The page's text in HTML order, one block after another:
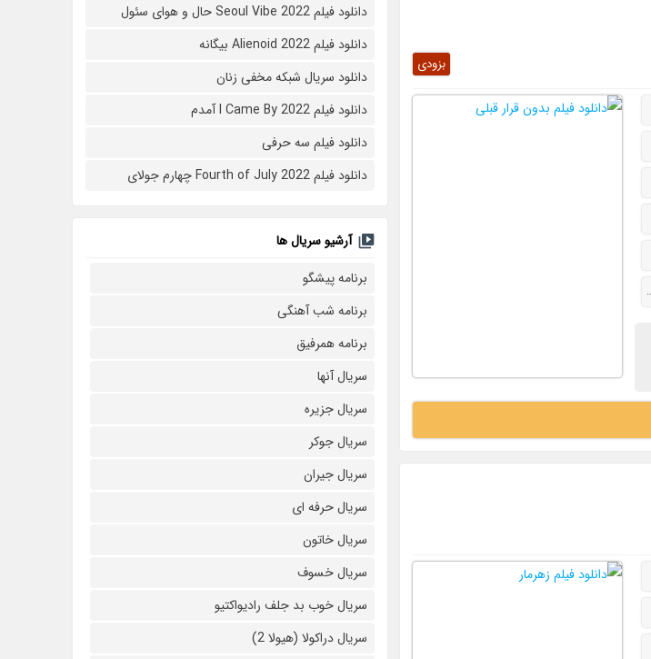
بزودی
دانلود فیلم Seoul Vibe 2022 حال و هوای سئول
دانلود فیلم Alienoid 2022 بیگانه
دانلود سریال شبکه مخفی زنان
دانلود فیلم I Came By 2022 آمدم
دانلود فیلم سه حرفی
دانلود فیلم Fourth of July 2022 چهارم جولای
آرشیو سریال ها
برنامه پیشگو
برنامه شب آهنگی
برنامه همرفیق
سریال آنها
سریال جزیره
سریال جوکر
سریال جیران
سریال حرفه ای
سریال خاتون
سریال خسوف
سریال خوب بد جلف رادیواکتیو
سریال دراکولا (هیولا 2)